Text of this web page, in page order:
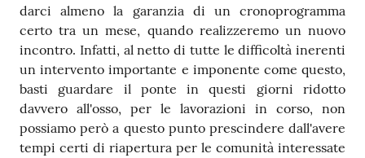
darci almeno la garanzia di un cronoprogramma
certo tra un mese, quando realizzeremo un nuovo
incontro. Infatti, al netto di tutte le difficoltà inerenti
un intervento importante e imponente come questo,
basti guardare il ponte in questi giorni ridotto
davvero all'osso, per le lavorazioni in corso, non
possiamo però a questo punto prescindere dall'avere
tempi certi di riapertura per le comunità interessate